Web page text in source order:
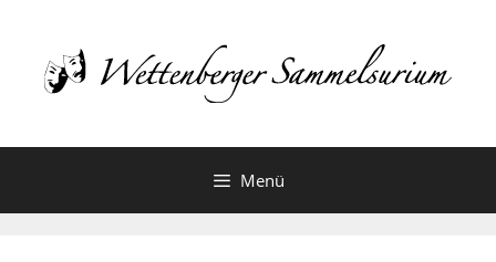
springen
Menü